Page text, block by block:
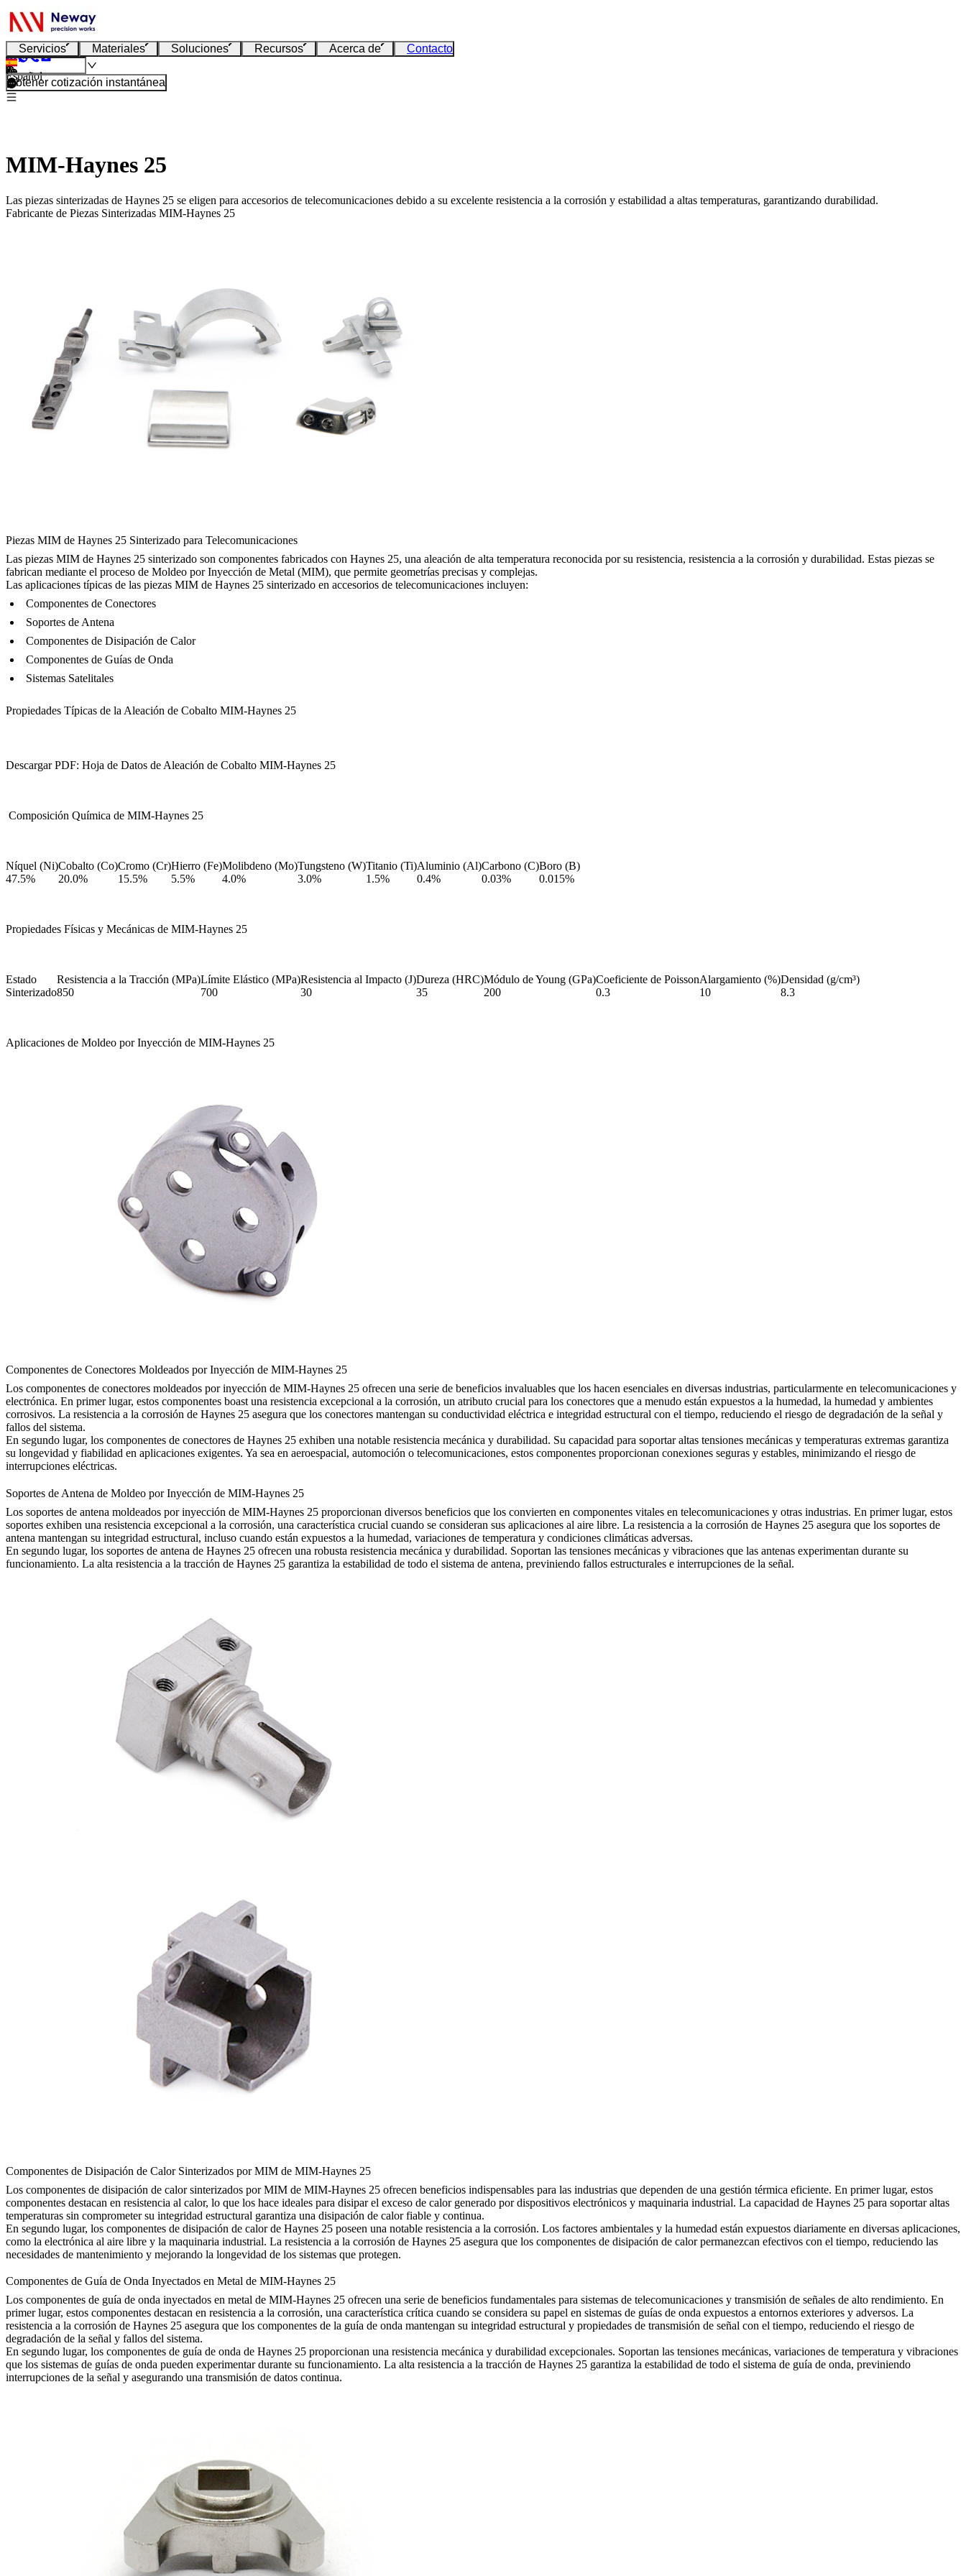
Servicios Materiales Soluciones Recursos Acerca de Contacto
Español
Obtener cotización instantánea
MIM-Haynes 25
Las piezas sinterizadas de Haynes 25 se eligen para accesorios de telecomunicaciones debido a su excelente resistencia a la corrosión y estabilidad a altas temperaturas, garantizando durabilidad.
Fabricante de Piezas Sinterizadas MIM-Haynes 25
Piezas MIM de Haynes 25 Sinterizado para Telecomunicaciones
Las piezas MIM de Haynes 25 sinterizado son componentes fabricados con Haynes 25, una aleación de alta temperatura reconocida por su resistencia, resistencia a la corrosión y durabilidad. Estas piezas se
fabrican mediante el proceso de Moldeo por Inyección de Metal (MIM), que permite geometrías precisas y complejas.
Las aplicaciones típicas de las piezas MIM de Haynes 25 sinterizado en accesorios de telecomunicaciones incluyen:
Componentes de Conectores
Soportes de Antena
Componentes de Disipación de Calor
Componentes de Guías de Onda
Sistemas Satelitales
Propiedades Típicas de la Aleación de Cobalto MIM-Haynes 25
Descargar PDF: Hoja de Datos de Aleación de Cobalto MIM-Haynes 25
Composición Química de MIM-Haynes 25
Níquel (Ni)Cobalto (Co)Cromo (Cr)Hierro (Fe)Molibdeno (Mo)Tungsteno (W)Titanio (Ti)Aluminio (Al)Carbono (C)Boro (B)
47.5%
20.0% 15.5% 5.5% 4.0% 3.0% 1.5% 0.4% 0.03% 0.015%
Propiedades Físicas y Mecánicas de MIM-Haynes 25
Estado Resistencia a la Tracción (MPa)Límite Elástico (MPa)Resistencia al Impacto (J)Dureza (HRC)Módulo de Young (GPa)Coeficiente de PoissonAlargamiento (%)Densidad (g/cm³)
Sinterizado850 700 30 35 200 0.3 10 8.3
Aplicaciones de Moldeo por Inyección de MIM-Haynes 25
Componentes de Conectores Moldeados por Inyección de MIM-Haynes 25
Los componentes de conectores moldeados por inyección de MIM-Haynes 25 ofrecen una serie de beneficios invaluables que los hacen esenciales en diversas industrias, particularmente en telecomunicaciones y
electrónica. En primer lugar, estos componentes boast una resistencia excepcional a la corrosión, un atributo crucial para los conectores que a menudo están expuestos a la humedad, la humedad y ambientes
corrosivos. La resistencia a la corrosión de Haynes 25 asegura que los conectores mantengan su conductividad eléctrica e integridad estructural con el tiempo, reduciendo el riesgo de degradación de la señal y
fallos del sistema.
En segundo lugar, los componentes de conectores de Haynes 25 exhiben una notable resistencia mecánica y durabilidad. Su capacidad para soportar altas tensiones mecánicas y temperaturas extremas garantiza
su longevidad y fiabilidad en aplicaciones exigentes. Ya sea en aeroespacial, automoción o telecomunicaciones, estos componentes proporcionan conexiones seguras y estables, minimizando el riesgo de
interrupciones eléctricas.
Soportes de Antena de Moldeo por Inyección de MIM-Haynes 25
Los soportes de antena moldeados por inyección de MIM-Haynes 25 proporcionan diversos beneficios que los convierten en componentes vitales en telecomunicaciones y otras industrias. En primer lugar, estos
soportes exhiben una resistencia excepcional a la corrosión, una característica crucial cuando se consideran sus aplicaciones al aire libre. La resistencia a la corrosión de Haynes 25 asegura que los soportes de
antena mantengan su integridad estructural, incluso cuando están expuestos a la humedad, variaciones de temperatura y condiciones climáticas adversas.
En segundo lugar, los soportes de antena de Haynes 25 ofrecen una robusta resistencia mecánica y durabilidad. Soportan las tensiones mecánicas y vibraciones que las antenas experimentan durante su
funcionamiento. La alta resistencia a la tracción de Haynes 25 garantiza la estabilidad de todo el sistema de antena, previniendo fallos estructurales e interrupciones de la señal.
Componentes de Disipación de Calor Sinterizados por MIM de MIM-Haynes 25
Los componentes de disipación de calor sinterizados por MIM de MIM-Haynes 25 ofrecen beneficios indispensables para las industrias que dependen de una gestión térmica eficiente. En primer lugar, estos
componentes destacan en resistencia al calor, lo que los hace ideales para disipar el exceso de calor generado por dispositivos electrónicos y maquinaria industrial. La capacidad de Haynes 25 para soportar altas
temperaturas sin comprometer su integridad estructural garantiza una disipación de calor fiable y continua.
En segundo lugar, los componentes de disipación de calor de Haynes 25 poseen una notable resistencia a la corrosión. Los factores ambientales y la humedad están expuestos diariamente en diversas aplicaciones,
como la electrónica al aire libre y la maquinaria industrial. La resistencia a la corrosión de Haynes 25 asegura que los componentes de disipación de calor permanezcan efectivos con el tiempo, reduciendo las
necesidades de mantenimiento y mejorando la longevidad de los sistemas que protegen.
Componentes de Guía de Onda Inyectados en Metal de MIM-Haynes 25
Los componentes de guía de onda inyectados en metal de MIM-Haynes 25 ofrecen una serie de beneficios fundamentales para sistemas de telecomunicaciones y transmisión de señales de alto rendimiento. En
primer lugar, estos componentes destacan en resistencia a la corrosión, una característica crítica cuando se considera su papel en sistemas de guías de onda expuestos a entornos exteriores y adversos. La
resistencia a la corrosión de Haynes 25 asegura que los componentes de la guía de onda mantengan su integridad estructural y propiedades de transmisión de señal con el tiempo, reduciendo el riesgo de
degradación de la señal y fallos del sistema.
En segundo lugar, los componentes de guía de onda de Haynes 25 proporcionan una resistencia mecánica y durabilidad excepcionales. Soportan las tensiones mecánicas, variaciones de temperatura y vibraciones
que los sistemas de guías de onda pueden experimentar durante su funcionamiento. La alta resistencia a la tracción de Haynes 25 garantiza la estabilidad de todo el sistema de guía de onda, previniendo
interrupciones de la señal y asegurando una transmisión de datos continua.